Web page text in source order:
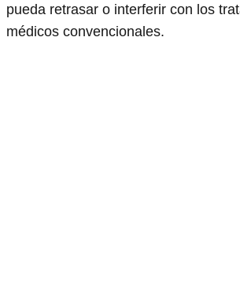
pueda retrasar o interferir con los
médicos convencionales.